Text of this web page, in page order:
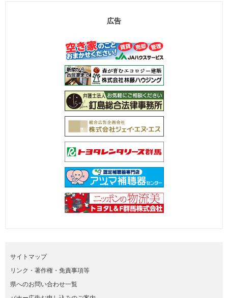
広告
サイトマップ
リンク・著作権・免責事項等
県へのお問い合わせ一覧